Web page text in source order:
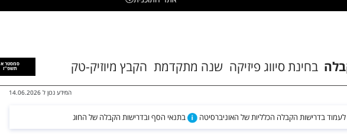
סמסטר א
תשפ"ז
המידע נכון ל 14.06.2026
בחינת סיווג פיזיקה שנה מתקדמת הקבץ מיוזיק-טק
לעמוד בדרישות הקבלה הכלליות של האוניברסיטה בתנאי הסף ובדרישות הקבלה של החוג